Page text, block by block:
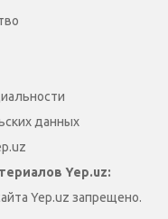
данных
Yep.uz:
Yep.uz запрещено.